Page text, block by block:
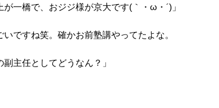
が一橋で、おジジ様が京大です(｀・ω・´)」
いですね笑。確かお前塾講やってたよな。
副主任としてどうなん？」